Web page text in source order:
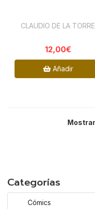
CLAUDIO DE LA TORRE
12,00€
Añadir
Categorías
Cómics